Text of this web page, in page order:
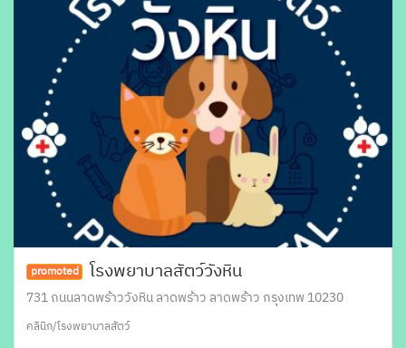
promoted โรงพยาบาลสัตว์วังหิน
731 ถนนลาดพร้าววังหิน ลาดพร้าว ลาดพร้าว กรุงเทพ 10230
คลินิก/โรงพยาบาลสัตว์